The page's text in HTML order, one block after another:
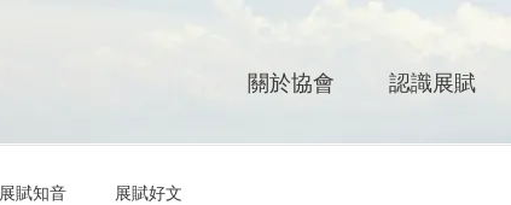
關於協會 認識展賦
展賦知音 展賦好文